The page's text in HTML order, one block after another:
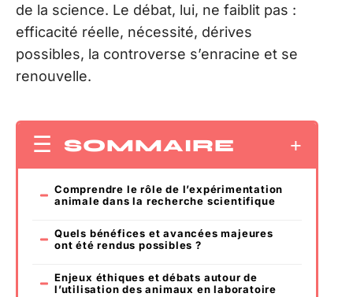
de la science. Le débat, lui, ne faiblit pas :
efficacité réelle, nécessité, dérives
possibles, la controverse s’enracine et se
renouvelle.
SOMMAIRE
Comprendre le rôle de l’expérimentation
animale dans la recherche scientifique
Quels bénéfices et avancées majeures
ont été rendus possibles ?
Enjeux éthiques et débats autour de
l’utilisation des animaux en laboratoire